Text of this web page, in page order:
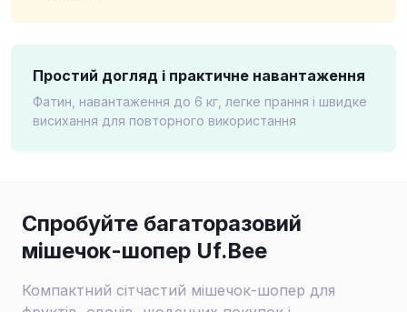
Простий догляд і практичне навантаження
Фатин, навантаження до 6 кг, легке прання і швидке
висихання для повторного використання
Спробуйте багаторазовий
мішечок-шопер Uf.Bee
Компактний сітчастий мішечок-шопер для